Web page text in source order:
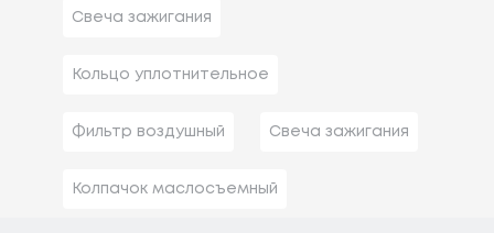
Свеча зажигания
Кольцо уплотнительное
Фильтр воздушный Свеча зажигания
Колпачок маслосъемный